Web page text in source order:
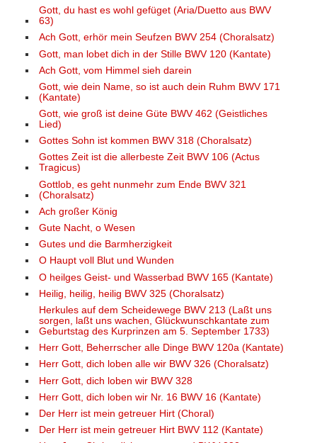
Gott, du hast es wohl gefüget (Aria/Duetto aus BWV
63)
Ach Gott, erhör mein Seufzen BWV 254 (Choralsatz)
Gott, man lobet dich in der Stille BWV 120 (Kantate)
Ach Gott, vom Himmel sieh darein
Gott, wie dein Name, so ist auch dein Ruhm BWV 171
(Kantate)
Gott, wie groß ist deine Güte BWV 462 (Geistliches
Lied)
Gottes Sohn ist kommen BWV 318 (Choralsatz)
Gottes Zeit ist die allerbeste Zeit BWV 106 (Actus
Tragicus)
Gottlob, es geht nunmehr zum Ende BWV 321
(Choralsatz)
Ach großer König
Gute Nacht, o Wesen
Gutes und die Barmherzigkeit
O Haupt voll Blut und Wunden
O heilges Geist- und Wasserbad BWV 165 (Kantate)
Heilig, heilig, heilig BWV 325 (Choralsatz)
Herkules auf dem Scheidewege BWV 213 (Laßt uns
sorgen, laßt uns wachen, Glückwunschkantate zum
Geburtstag des Kurprinzen am 5. September 1733)
Herr Gott, Beherrscher alle Dinge BWV 120a (Kantate)
Herr Gott, dich loben alle wir BWV 326 (Choralsatz)
Herr Gott, dich loben wir BWV 328
Herr Gott, dich loben wir Nr. 16 BWV 16 (Kantate)
Der Herr ist mein getreuer Hirt (Choral)
Der Herr ist mein getreuer Hirt BWV 112 (Kantate)